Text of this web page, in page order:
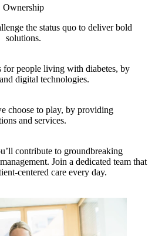
Ownership
the status quo to deliver bold
solutions.
for people living with diabetes, by
digital technologies.
choose to play, by providing
and services.
contribute to groundbreaking
Join a dedicated team that
centered care every day.